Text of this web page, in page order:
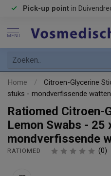
Pick-up point in
MENU
Home /
Citroen-Glycerine
stuks - mondverfissende
Ratiomed Citroen-
Lemon Swabs - 25
mondverfissende
RATIOMED (0)